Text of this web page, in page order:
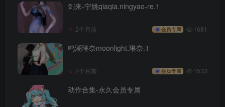
剑来-宁姚qiaqia.ningyao-re.1
2个月前 会员专属 1681
鸣潮琳奈moonlight.琳奈.1
2个月前 会员专属 1533
动作合集-永久会员专属